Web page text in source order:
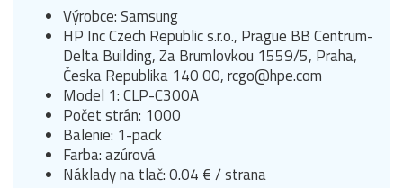
Výrobce: Samsung
HP Inc Czech Republic s.r.o., Prague BB Centrum-
Delta Building, Za Brumlovkou 1559/5, Praha,
Česka Republika 140 00, rcgo@hpe.com
Model 1: CLP-C300A
Počet strán: 1000
Balenie: 1-pack
Farba: azúrová
Náklady na tlač: 0.04 € / strana